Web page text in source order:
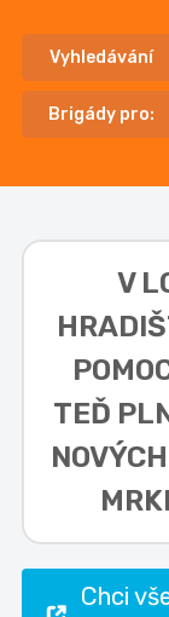
Vyhledávání
Brigády pro:
V
TEĎ
Chci